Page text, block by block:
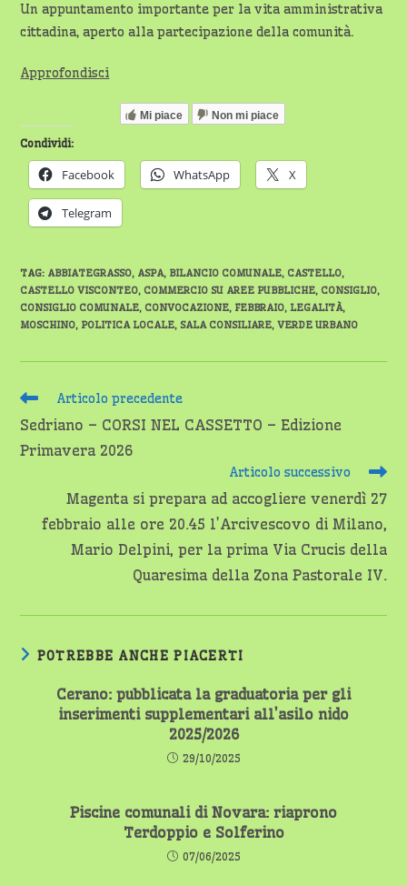
Un appuntamento importante per la vita amministrativa
cittadina, aperto alla partecipazione della comunità.
Approfondisci
Mi piace Non mi piace
Condividi:
Facebook WhatsApp X
Telegram
TAG: ABBIATEGRASSO, ASPA, BILANCIO COMUNALE, CASTELLO,
CASTELLO VISCONTEO, COMMERCIO SU AREE PUBBLICHE, CONSIGLIO,
CONSIGLIO COMUNALE, CONVOCAZIONE, FEBBRAIO, LEGALITÀ,
MOSCHINO, POLITICA LOCALE, SALA CONSILIARE, VERDE URBANO
Leggi
articoli
Articolo precedente
Sedriano – CORSI NEL CASSETTO – Edizione
Primavera 2026
Articolo successivo
Magenta si prepara ad accogliere venerdì 27
febbraio alle ore 20.45 l’Arcivescovo di Milano,
Mario Delpini, per la prima Via Crucis della
Quaresima della Zona Pastorale IV.
POTREBBE ANCHE PIACERTI
Cerano: pubblicata la graduatoria per gli
inserimenti supplementari all’asilo nido
2025/2026
29/10/2025
Piscine comunali di Novara: riaprono
Terdoppio e Solferino
07/06/2025